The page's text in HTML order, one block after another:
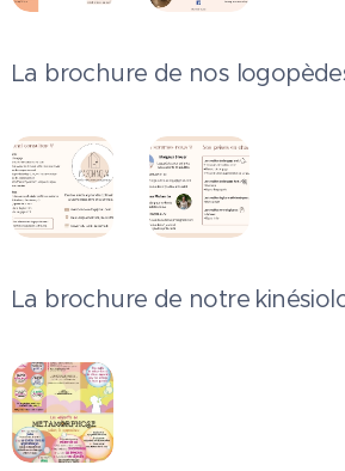
La brochure de nos
La brochure de notre